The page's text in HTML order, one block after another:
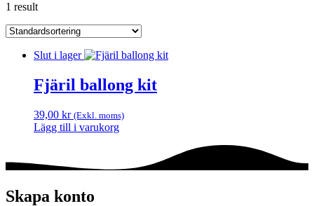
1 result
Slut i lager
Fjäril ballong kit
39,00 kr (Exkl. moms)
Lägg till i varukorg
Skapa konto